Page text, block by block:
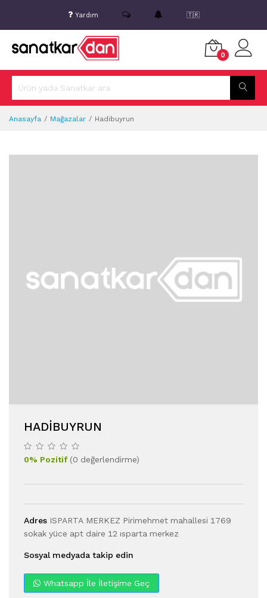
Yardım 🇹🇷
0
Anasayfa Mağazalar Hadibuyrun
HADIBUYRUN
0% Pozitif(0 değerlendirme)
Adres ISPARTA MERKEZ Pirimehmet mahallesi 1769
sokak yüce apt daire 12 ısparta merkez
Sosyal medyada takip edin
Whatsapp İle İletişime Geç